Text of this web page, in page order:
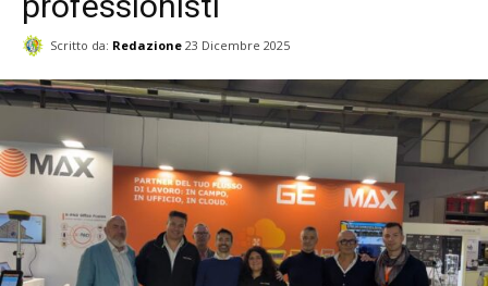
Scritto da: Redazione 23 Dicembre 2025